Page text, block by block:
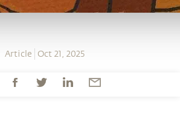
Article Oct 21, 2025